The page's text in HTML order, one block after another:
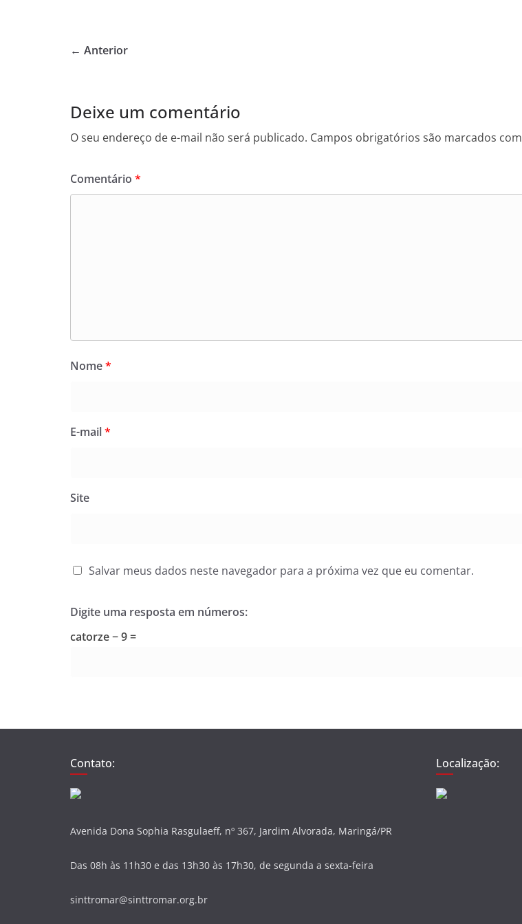
e
o
k
p
← Anterior
Deixe um comentário
O seu endereço de e-mail não será publicado. Campos obrigatórios são marcados com
Comentário *
Nome*
E-mail*
Site
Salvar meus dados neste navegador para a próxima vez que eu comentar.
Digite uma resposta em números:
catorze − 9 =
Contato:
Avenida Dona Sophia Rasgulaeff, nº 367, Jardim Alvorada, Maringá/PR
Das 08h às 11h30 e das 13h30 às 17h30, de segunda a sexta-feira
sinttromar@sinttromar.org.br
Localização: